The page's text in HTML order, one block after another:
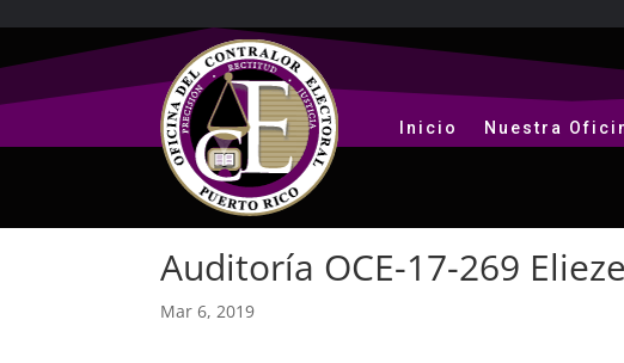
Inicio Nuestra
Auditoría OCE-17-269
Mar 6, 2019